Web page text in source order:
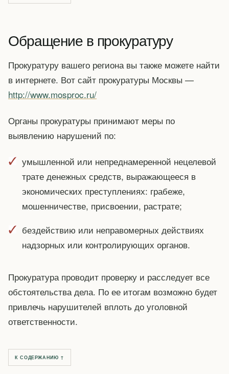
Обращение в прокуратуру
Прокуратуру вашего региона вы также можете найти
в интернете. Вот сайт прокуратуры Москвы —
http://www.mosproc.ru/
Органы прокуратуры принимают меры по
выявлению нарушений по:
умышленной или непреднамеренной нецелевой
трате денежных средств, выражающееся в
экономических преступлениях: грабеже,
мошенничестве, присвоении, растрате;
бездействию или неправомерных действиях
надзорных или контролирующих органов.
Прокуратура проводит проверку и расследует все
обстоятельства дела. По ее итогам возможно будет
привлечь нарушителей вплоть до уголовной
ответственности.
К СОДЕРЖАНИЮ ↑